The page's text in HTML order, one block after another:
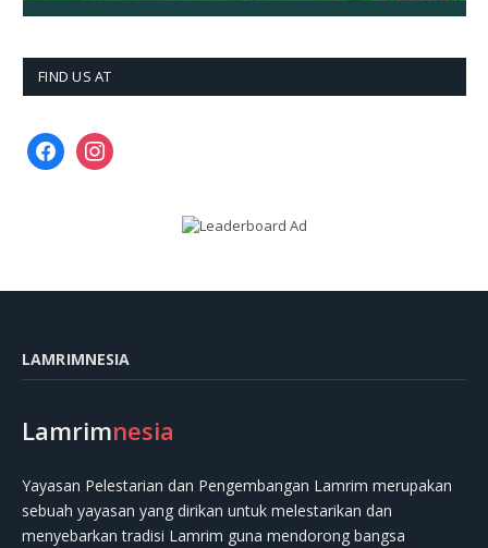
FIND US AT
facebookinstagram
LAMRIMNESIA
Lamrimnesia
Yayasan Pelestarian dan Pengembangan Lamrim merupakan
sebuah yayasan yang dirikan untuk melestarikan dan
menyebarkan tradisi Lamrim guna mendorong bangsa